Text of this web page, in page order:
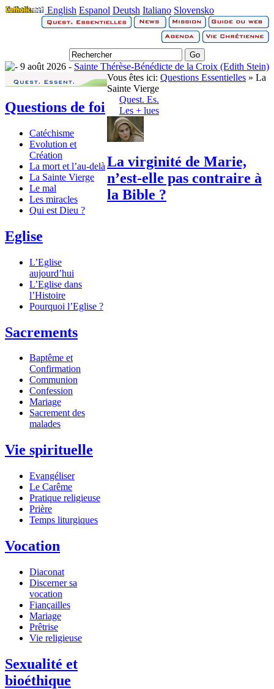
English Espanol Deutsh Italiano Slovensko
9 août 2026 - Sainte Thérèse-Bénédicte de la Croix (Edith Stein)
Questions de foi
Catéchisme
Evolution et
Création
La mort et l’au-delà
La Sainte Vierge
Le mal
Les miracles
Qui est Dieu ?
Eglise
L’Eglise
aujourd’hui
L’Eglise dans
l’Histoire
Pourquoi l’Eglise ?
Sacrements
Baptême et
Confirmation
Communion
Confession
Mariage
Sacrement des
malades
Vie spirituelle
Evangéliser
Le Carême
Pratique religieuse
Prière
Temps liturgiques
Vocation
Diaconat
Discerner sa
vocation
Fiançailles
Mariage
Prêtrise
Vie religieuse
Sexualité et
bioéthique
Vous êtes ici: Questions Essentielles » La
Sainte Vierge
Quest. Es.
Les + lues
La virginité de Marie,
n’est-elle pas contraire à
la Bible ?